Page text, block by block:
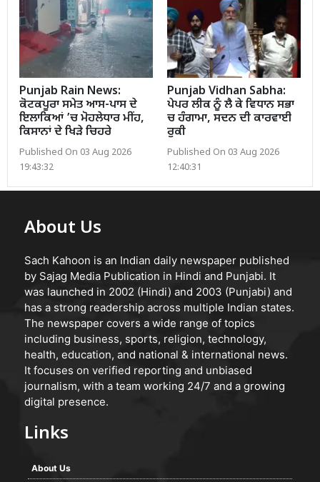
Punjab Rain News:
ਕੋਟਕਪੂਰਾ ਸਮੇਤ ਆਸ-ਪਾਸ ਦੇ
ਇਲਾਕਿਆਂ ’ਚ ਮੋਹਲੇਧਾਰ ਮੀਂਹ,
ਕਿਸਾਨਾਂ ਦੇ ਖਿੜੇ ਚਿਹਰੇ
Published On 03 Aug 2026
19:43:32
Punjab Vidhan Sabha:
ਪੇਪਰ ਲੀਕ ਨੂੰ ਲੈ ਕੇ ਵਿਧਾਨ ਸਭਾ
ਚ ਹੰਗਾਮਾ, ਸਦਨ ਦੀ ਕਾਰਵਾਈ
ਰੁਕੀ
Published On 03 Aug 2026
12:40:31
About Us
Sach Kahoon is an Indian daily newspaper published
by Sajag Media Publication in Hindi and Punjabi. It
was launched in 2002 (Hindi) and 2003 (Punjabi) and
has a strong readership across multiple Indian states.
The newspaper covers a wide range of topics
including business, sports, religion, technology,
health, education, and national & international news.
It focuses on verified reporting and unbiased
journalism, with a team working 24/7 and a growing
digital presence.
Links
About Us